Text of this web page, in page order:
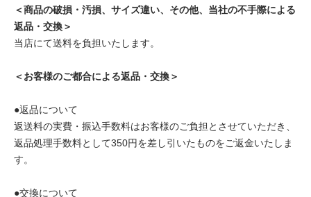
＜商品の破損・汚損、サイズ違い、その他、当社の不手際による
返品・交換＞
当店にて送料を負担いたします。
＜お客様のご都合による返品・交換＞
●返品について
返送料の実費・振込手数料はお客様のご負担とさせていただき、
返品処理手数料として350円を差し引いたものをご返金いたしま
す。
●交換について